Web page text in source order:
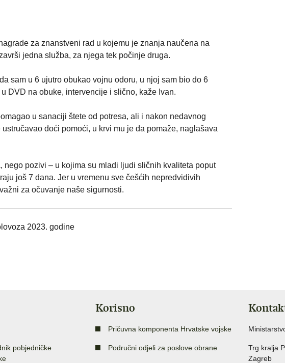
za znanstveni rad u kojemu je znanja naučena na
jedna služba, za njega tek počinje druga.
sam u 6 ujutro obukao vojnu odoru, u njoj sam bio do 6
DVD na obuke, intervencije i slično, kaže Ivan.
u sanaciji štete od potresa, ali i nakon nedavnog
doći pomoći, u krvi mu je da pomaže, naglašava
nego pozivi – u kojima su mladi ljudi sličnih kvaliteta poput
još 7 dana. Jer u vremenu sve češćih nepredvidivih
za očuvanje naše sigurnosti.
2023. godine
pobjedničke
Korisno
Pričuvna komponenta Hrvatske vojske
Područni odjeli za poslove obrane
Trg kralja
Zagreb